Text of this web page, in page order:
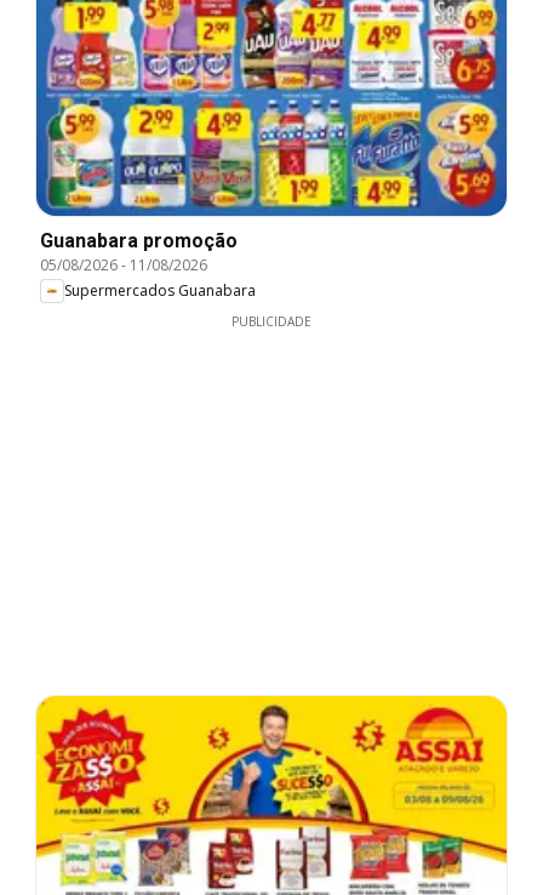
Guanabara promoção
05/08/2026- 11/08/2026
Supermercados Guanabara
PUBLICIDADE